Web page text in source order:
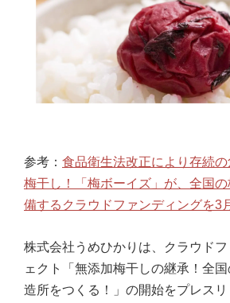
参考： 食品衛生法改正により存続
梅干し！「梅ボーイズ」が、全国
備するクラウドファンディングを3
株式会社うめひかりは、クラウド
ェクト「無添加梅干しの継承！全
造所をつくる！」の開始をプレス